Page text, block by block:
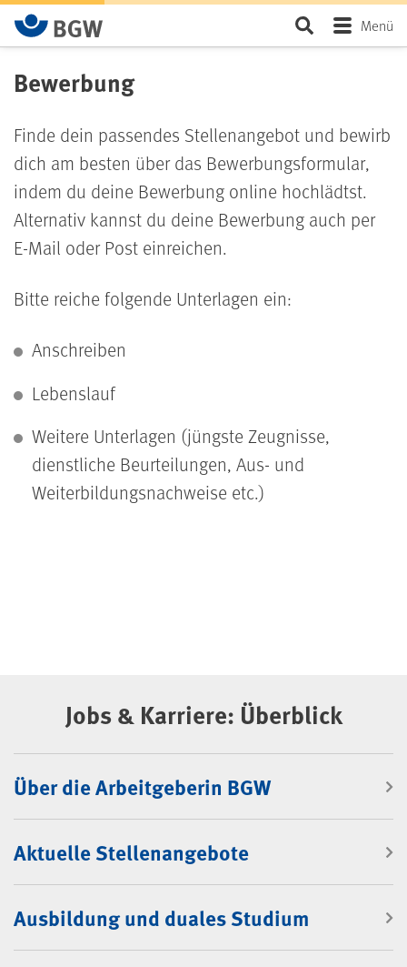
Zum Hauptinhalt springen SeiteMenü
Bewerbung
Finde dein passendes Stellenangebot und bewirb
dich am besten über das Bewerbungsformular,
indem du deine Bewerbung online hochlädtst.
Alternativ kannst du deine Bewerbung auch per
E-Mail oder Post einreichen.
Bitte reiche folgende Unterlagen ein:
Anschreiben
Lebenslauf
Weitere Unterlagen (jüngste Zeugnisse,
dienstliche Beurteilungen, Aus- und
Weiterbildungsnachweise etc.)
Jobs & Karriere: Überblick
Über die Arbeitgeberin BGW
Aktuelle Stellenangebote
Ausbildung und duales Studium